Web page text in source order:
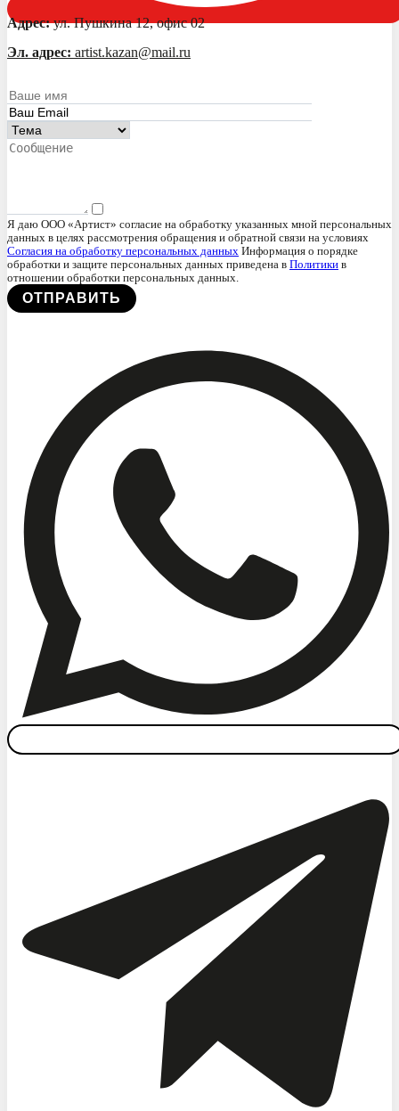
Адрес:ул. Пушкина 12, офис 02
Эл. адрес: artist.kazan@mail.ru
Я даю ООО «Артист» согласие на обработку указанных мной персональных
данных в целях рассмотрения обращения и обратной связи на условиях
Согласия на обработку персональных данных Информация о порядке
обработки и защите персональных данных приведена в Политики в
отношении обработки персональных данных.